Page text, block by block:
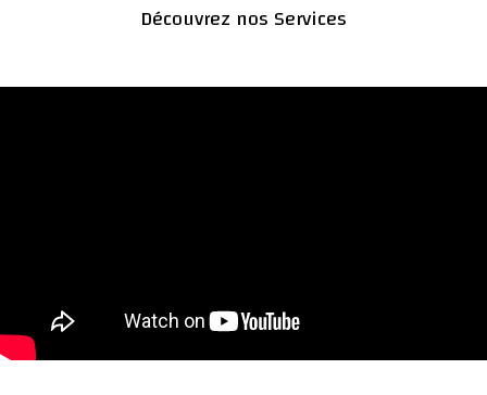
Découvrez nos Services